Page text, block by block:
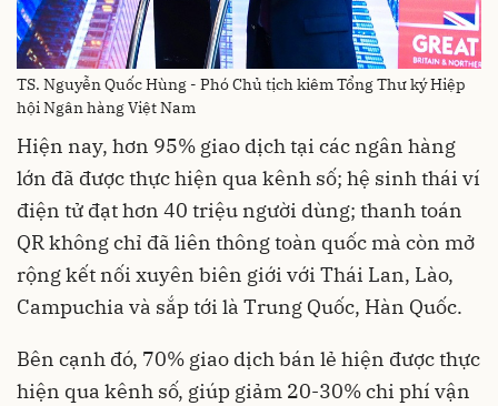
TS. Nguyễn Quốc Hùng - Phó Chủ tịch kiêm Tổng Thư ký Hiệp
hội Ngân hàng Việt Nam
Hiện nay, hơn 95% giao dịch tại các ngân hàng
lớn đã được thực hiện qua kênh số; hệ sinh thái ví
điện tử đạt hơn 40 triệu người dùng; thanh toán
QR không chỉ đã liên thông toàn quốc mà còn mở
rộng kết nối xuyên biên giới với Thái Lan, Lào,
Campuchia và sắp tới là Trung Quốc, Hàn Quốc.
Bên cạnh đó, 70% giao dịch bán lẻ hiện được thực
hiện qua kênh số, giúp giảm 20-30% chi phí vận